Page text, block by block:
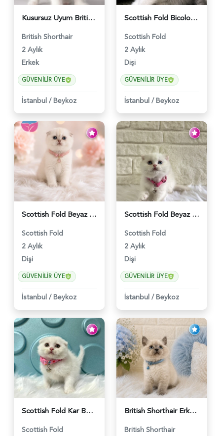
Kusursuz Uyum British Shorthair Bi Color Erkek - 6011
British Shorthair
2 Aylık
Erkek
GÜVENILIR ÜYE
İstanbul / Beykoz
Scottish Fold Bicolor Lilac Dişi - 6014
Scottish Fold
2 Aylık
Dişi
GÜVENILIR ÜYE
İstanbul / Beykoz
Scottish Fold Beyaz Güzellik 2 Aylık - 4690
Scottish Fold
2 Aylık
Dişi
GÜVENILIR ÜYE
İstanbul / Beykoz
Scottish Fold Beyaz Dişi Baby Face 2 Aylık - 3704
Scottish Fold
2 Aylık
Dişi
GÜVENILIR ÜYE
İstanbul / Beykoz
Scottish Fold Kar Beyazı Dişi 2 Aylık - 2980
Scottish Fold
British Shorthair Erkek Bluepoint 2 Aylık - 4448
British Shorthair